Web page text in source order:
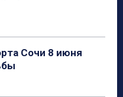
Сочи 8 июня